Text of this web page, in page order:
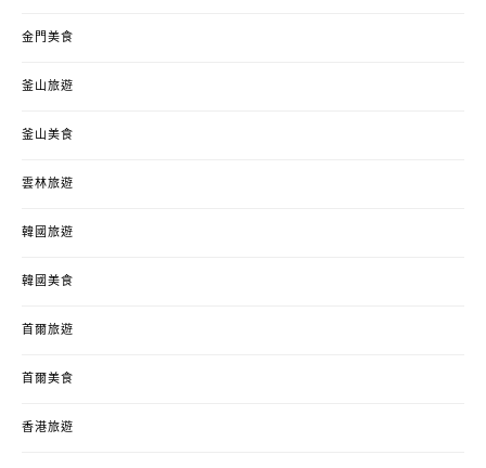
金門美食
釜山旅遊
釜山美食
雲林旅遊
韓國旅遊
韓國美食
首爾旅遊
首爾美食
香港旅遊